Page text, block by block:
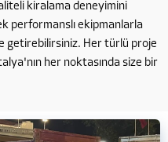
kiralama deneyimini
performanslı ekipmanlarla
getirebilirsiniz. Her türlü proje
her noktasında size bir